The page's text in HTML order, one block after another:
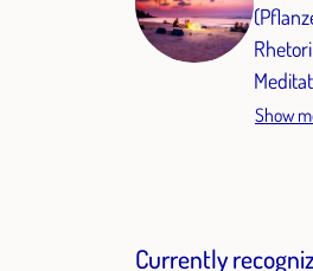
Rhetorik (IHK) Mehr als 1600
DeGYT
Show
Currently